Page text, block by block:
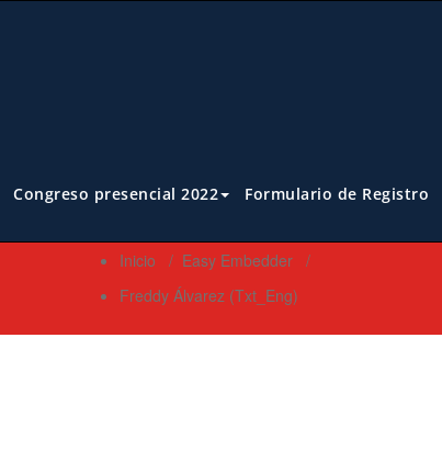
Congreso presencial 2022 Formulario de Registro
Inicio / Easy Embedder /
Freddy Álvarez (Txt_Eng)